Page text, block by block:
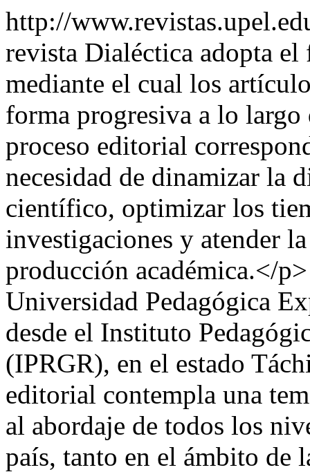
http://
revista Dialéctica adopta
mediante el cual los
forma progresiva a lo
proceso editorial
necesidad de dinamizar la
científico, optimizar los
investigaciones y atender
producción académica.</
Universidad Pedagógica
desde el Instituto
(IPRGR), en el estado
editorial contempla una
al abordaje de todos los
país, tanto en el ámbito de